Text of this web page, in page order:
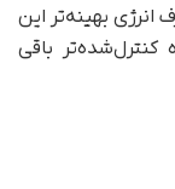
بهینه‌تر این
کنترل‌شده‌تر باقی